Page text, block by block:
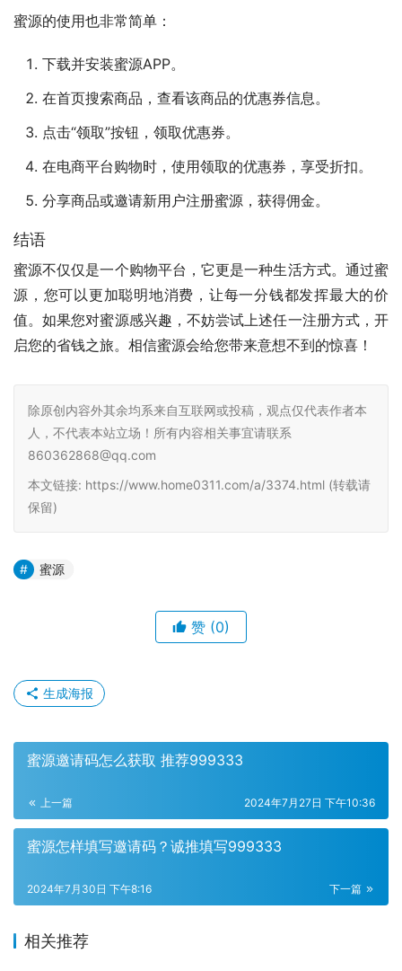
蜜源的使用也非常简单：
下载并安装蜜源APP。
在首页搜索商品，查看该商品的优惠券信息。
点击“领取”按钮，领取优惠券。
在电商平台购物时，使用领取的优惠券，享受折扣。
分享商品或邀请新用户注册蜜源，获得佣金。
结语
蜜源不仅仅是一个购物平台，它更是一种生活方式。通过蜜
源，您可以更加聪明地消费，让每一分钱都发挥最大的价
值。如果您对蜜源感兴趣，不妨尝试上述任一注册方式，开
启您的省钱之旅。相信蜜源会给您带来意想不到的惊喜！
除原创内容外其余均系来自互联网或投稿，观点仅代表作者本
人，不代表本站立场！所有内容相关事宜请联系
860362868@qq.com
本文链接: https://www.home0311.com/a/3374.html (转载请
保留)
蜜源
赞 (0)
生成海报
蜜源邀请码怎么获取 推荐999333
上一篇 2024年7月27日 下午10:36
蜜源怎样填写邀请码？诚推填写999333
下一篇
2024年7月30日 下午8:16
相关推荐